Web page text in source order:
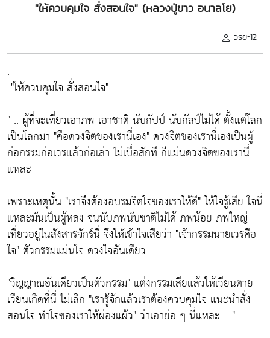
"ให้ควบคุมใจ สั่งสอนใจ" (หลวงปู่ขาว อนาลโย)
วิริยะ12
.
"ให้ควบคุมใจ สั่งสอนใจ"
" .. ผู้ที่จะเที่ยวเอาภพ เอาชาติ นับกัปป์ นับกัลป์ไม่ได้ ตั้งแต่โลก
เป็นโลกมา "คือดวงจิตของเรานี่เอง"ดวงจิตของเรานี่เองเป็นผู้
ก่อกรรมก่อเวรแล้วก่อเล่า ไม่เบื่อสักที ก็แม่นดวงจิตของเรานี่
แหละ
เพราะเหตุนั้น "เราจึงต้องอบรมจิตใจของเราให้ดี"ให้ใจรู้เสีย ใจนี่
แหละมันเป็นผู้หลง จนนับภพนับชาติไม่ได้ ภพน้อย ภพใหญ่
เที่ยวอยู่ในสังสารจักร์นี่ จึงให้เข้าใจเสียว่า "เจ้ากรรมนายเวรคือ
ใจ"ตัวกรรมแม่นใจ ดวงใจอันเดียว
"วิญญาณอันเดียวเป็นตัวกรรม" แต่งกรรมเสียแล้วให้เวียนตาย
เวียนเกิดที่นี่ ไม่เลิก "เรารู้จักแล้วเราต้องควบคุมใจ แนะนำสั่ง
สอนใจ ทำใจของเราให้ผ่องแผ้ว"ว่าเอาย่อ ๆ นี่แหละ .. "